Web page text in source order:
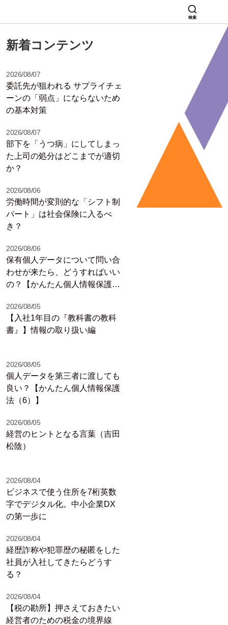
検索
新着コンテンツ
2026/08/07
委託先が狙われる サプライチェ
ーンの「弱点」にならないため
の基本対策
2026/08/07
部下を「うつ病」にしてしまっ
た上司の処分はどこまでが適切
か？
2026/08/06
労働時間が変則的な「シフト制
パート」は社会保険に入るべ
き？
2026/08/06
保有個人データについて問い合
わせが来たら、どうすればいい
の？【かんたん個人情報保護法
2026/08/05
【入社1年目の『教科書の教科
書』】情報の取り扱い編
2026/08/05
個人データを第三者に渡しても
良い？【かんたん個人情報保護
法（6）】
2026/08/05
経営のヒントとなる言葉（吉田
松陰）
2026/08/04
ビジネスで使う住所を7桁英数
字でデジタル化。中小企業DX
の第一歩に
2026/08/04
経歴詐称や犯罪歴の秘匿をした
社員が入社してきたらどうす
る？
2026/08/04
【税の勘所】押さえておきたい
経営者のための税金の境界線